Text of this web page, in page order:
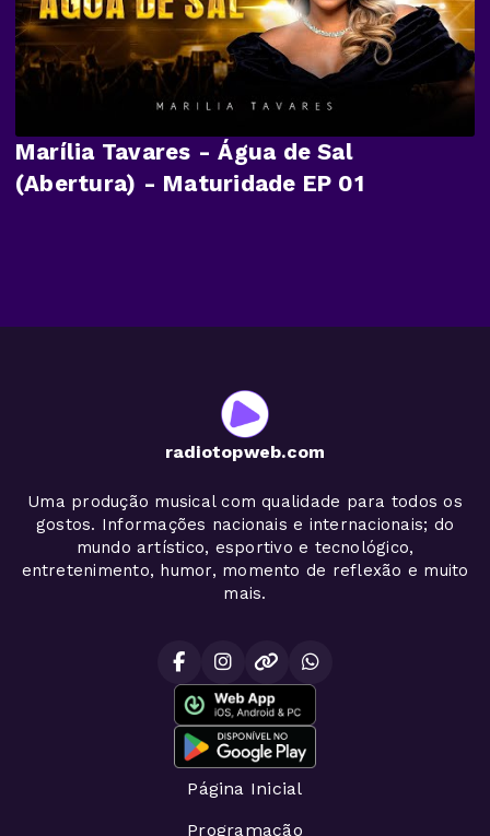
Marília Tavares - Água de Sal
(Abertura) - Maturidade EP 01
radiotopweb.com
Uma produção musical com qualidade para todos os
gostos. Informações nacionais e internacionais; do
mundo artístico, esportivo e tecnológico,
entretenimento, humor, momento de reflexão e muito
mais.
Página Inicial
Programação